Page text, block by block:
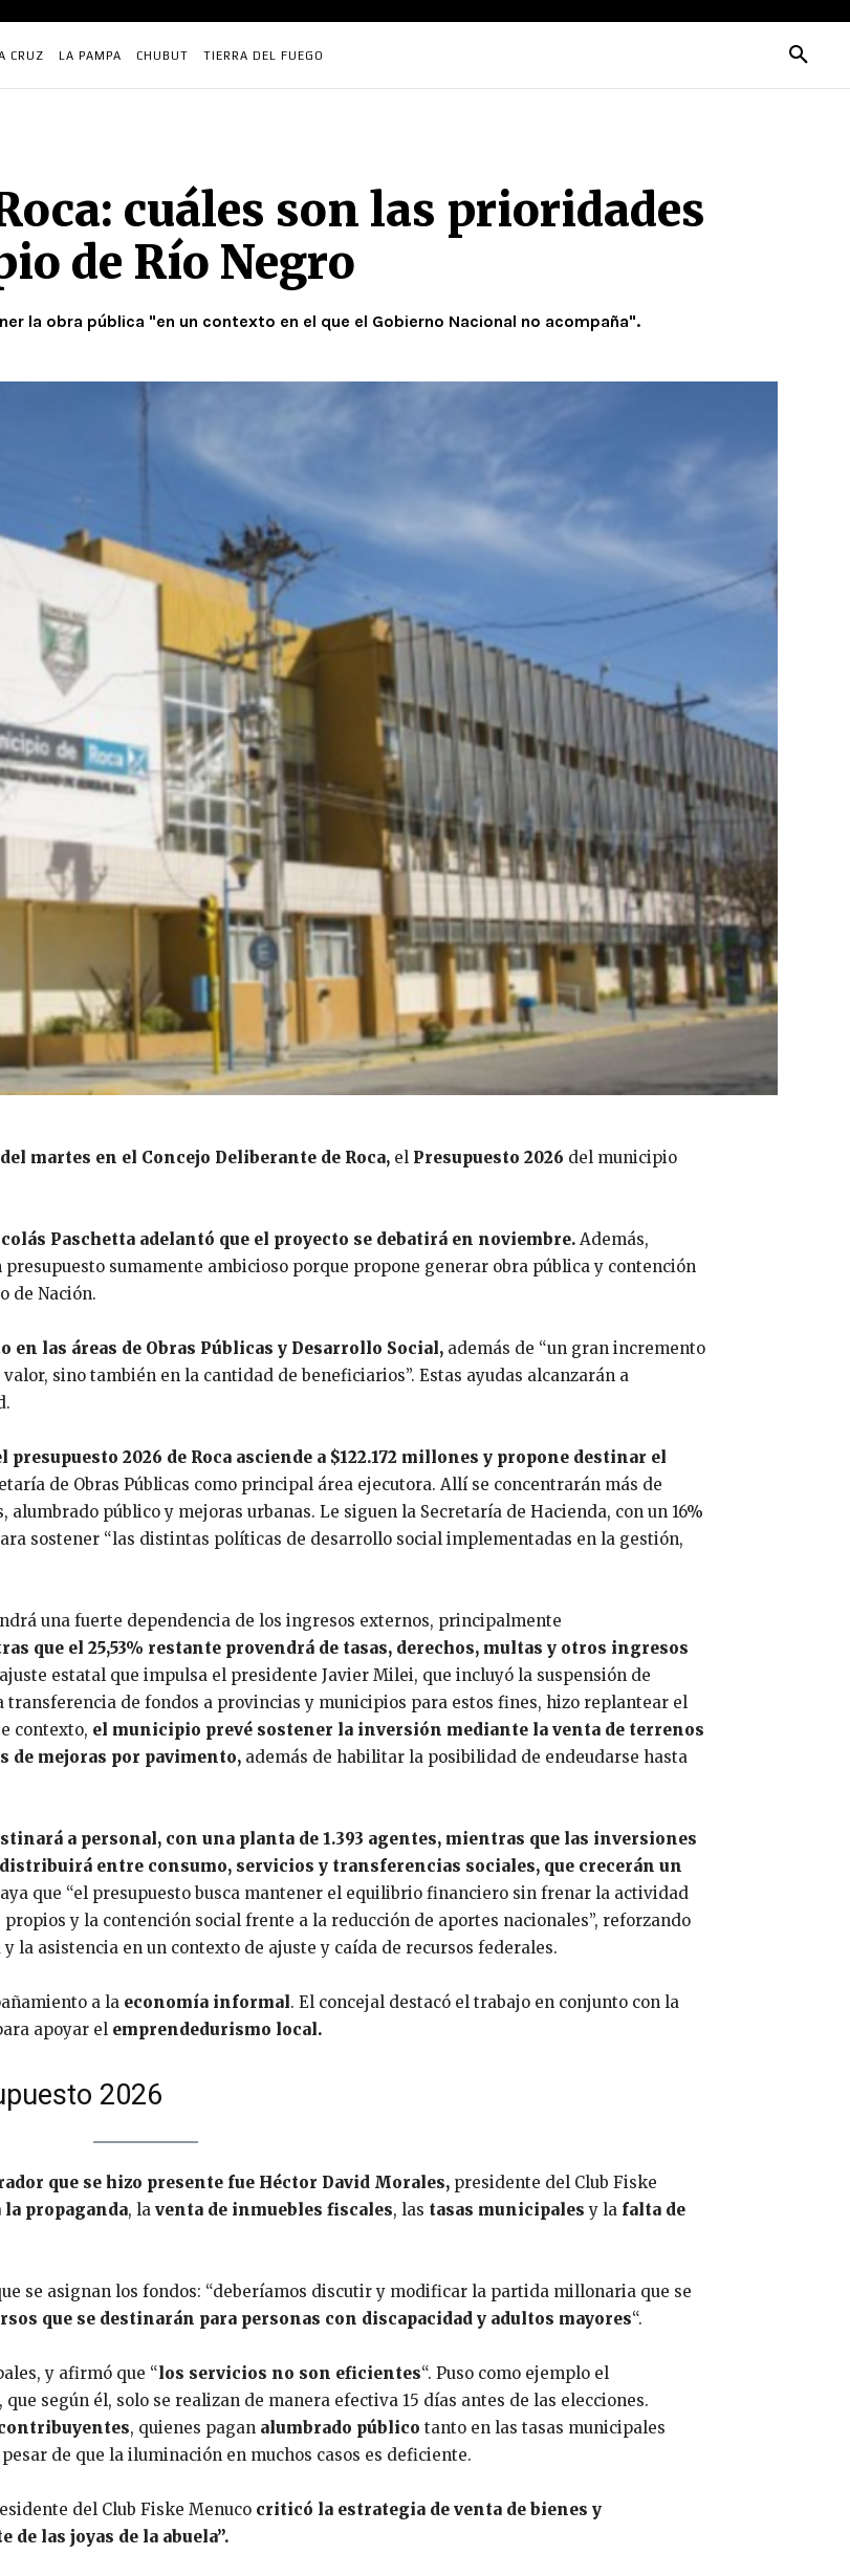
CRUZ LA PAMPA CHUBUT TIERRA DEL FUEGO
cuáles son las prioridades
de Río Negro
la obra pública "en un contexto en el que el Gobierno Nacional no acompaña".
martes en el Concejo Deliberante de Roca, el Presupuesto 2026 del municipio
Paschetta adelantó que el proyecto se debatirá en noviembre. Además,
sumamente ambicioso porque propone generar obra pública y contención
de Nación.
las áreas de Obras Públicas y Desarrollo Social, además de “un gran incremento
sino también en la cantidad de beneficiarios”. Estas ayudas alcanzarán a
presupuesto 2026 de Roca asciende a $122.172 millones y propone destinar el
de Obras Públicas como principal área ejecutora. Allí se concentrarán más de
público y mejoras urbanas. Le siguen la Secretaría de Hacienda, con un 16%
sostener “las distintas políticas de desarrollo social implementadas en la gestión,
una fuerte dependencia de los ingresos externos, principalmente
que el 25,53% restante provendrá de tasas, derechos, multas y otros ingresos
estatal que impulsa el presidente Javier Milei, que incluyó la suspensión de
de fondos a provincias y municipios para estos fines, hizo replantear el
contexto, el municipio prevé sostener la inversión mediante la venta de terrenos
de mejoras por pavimento, además de habilitar la posibilidad de endeudarse hasta
a personal, con una planta de 1.393 agentes, mientras que las inversiones
entre consumo, servicios y transferencias sociales, que crecerán un
que “el presupuesto busca mantener el equilibrio financiero sin frenar la actividad
y la contención social frente a la reducción de aportes nacionales”, reforzando
la asistencia en un contexto de ajuste y caída de recursos federales.
a la economía informal. El concejal destacó el trabajo en conjunto con la
apoyar el emprendedurismo local.
2026
que se hizo presente fue Héctor David Morales, presidente del Club Fiske
propaganda, la venta de inmuebles fiscales, las tasas municipales y la falta de
se asignan los fondos: “deberíamos discutir y modificar la partida millonaria que se
que se destinarán para personas con discapacidad y adultos mayores“.
y afirmó que “los servicios no son eficientes“. Puso como ejemplo el
según él, solo se realizan de manera efectiva 15 días antes de las elecciones.
, quienes pagan alumbrado público tanto en las tasas municipales
de que la iluminación en muchos casos es deficiente.
del Club Fiske Menuco criticó la estrategia de venta de bienes y
de las joyas de la abuela”.